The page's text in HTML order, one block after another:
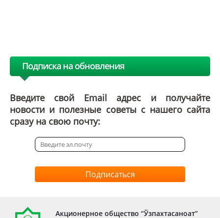
Подписка на обновления
Введите свой Email адрес и получайте
новости и полезные советы с нашего сайта
сразу на свою почту:
Подписаться
Акционерное общество “Ўзпахтасаноат”